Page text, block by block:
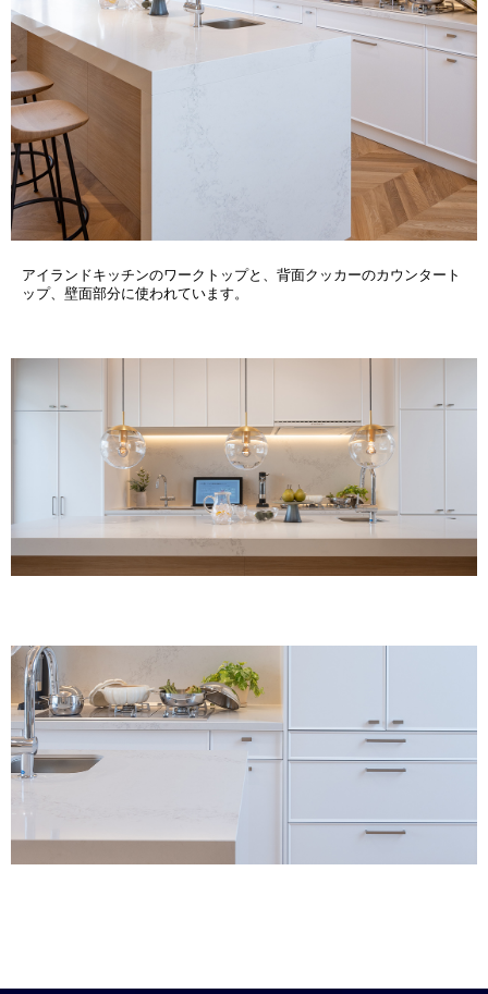
アイランドキッチンのワークトップと、背面クッカーのカウンタート
ップ、壁面部分に使われています。